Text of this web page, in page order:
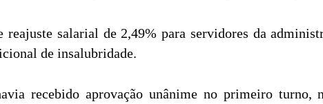
reajuste salarial de 2,49% para servidores da
de insalubridade.
recebido aprovação unânime no primeiro turno,